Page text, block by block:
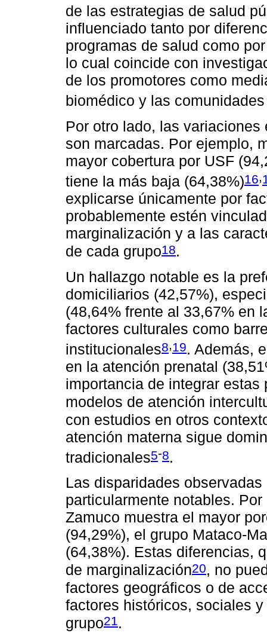
de las estrategias de salud
influenciado tanto por
programas de salud como
lo cual coincide con
de los promotores como
biomédico y las
Por otro lado, las
son marcadas. Por ejemplo,
mayor cobertura por USF
tiene la más baja (64,38%)16,
explicarse únicamente por
probablemente estén
marginalización y a las
de cada grupo18.
Un hallazgo notable es la
domiciliarios (42,57%),
(48,64% frente al 33,67% en
factores culturales como
institucionales8,19. Además,
en la atención prenatal
importancia de integrar
modelos de atención
con estudios en otros
atención materna sigue
tradicionales5-8.
Las disparidades
particularmente notables.
Zamuco muestra el mayor
(94,29%), el grupo Mataco-
(64,38%). Estas diferencias,
de marginalización20, no
factores geográficos o de
factores históricos, sociales
grupo21 .